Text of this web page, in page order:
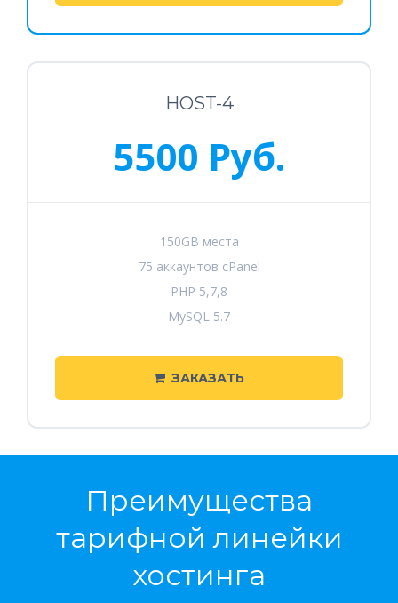
HOST-4
5500 Руб.
150GB места
75 аккаунтов cPanel
PHP 5,7,8
MySQL 5.7
ЗАКАЗАТЬ
Преимущества
тарифной линейки
хостинга